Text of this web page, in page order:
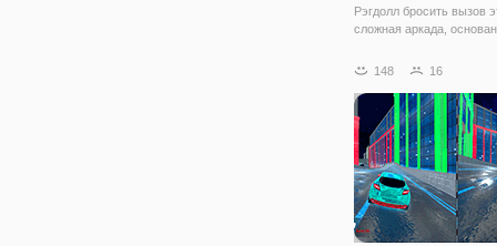
Рэгдолл бросить вызов
сложная аркада,
вашего персонажа,
врагов. Собирайте
использовать их, чтобы
новую одежду для
148 16